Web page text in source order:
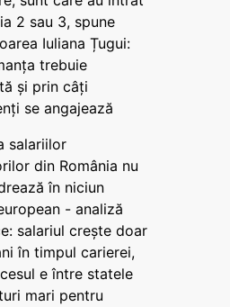
2 sau 3, spune
Iuliana Țugui:
trebuie
și prin câți
se angajează
salariilor
din România nu
în niciun
- analiză
salariul crește doar
în timpul carierei,
e între statele
mari pentru